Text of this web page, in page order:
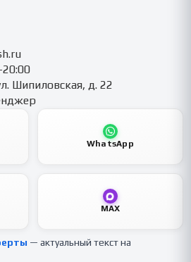
Шипиловская, д. 22
WhatsApp
MAX
— актуальный текст на